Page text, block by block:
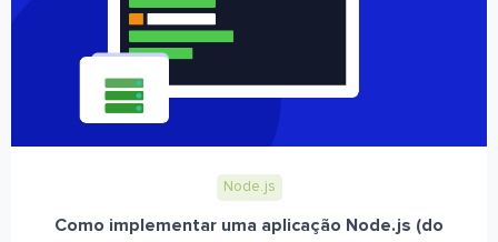
Node.js
Como implementar uma aplicação Node.js (do